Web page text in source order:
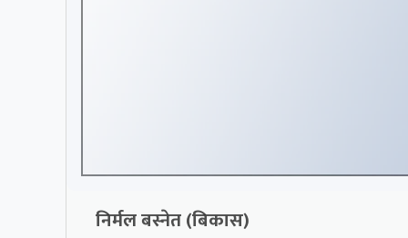
निर्मल बस्नेत (बिकास)